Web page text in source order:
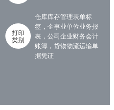
打印
类别
仓库库存管理表单标
签，企事业单位业务报
表，公司企业财务会计
账簿，货物物流运输单
据凭证